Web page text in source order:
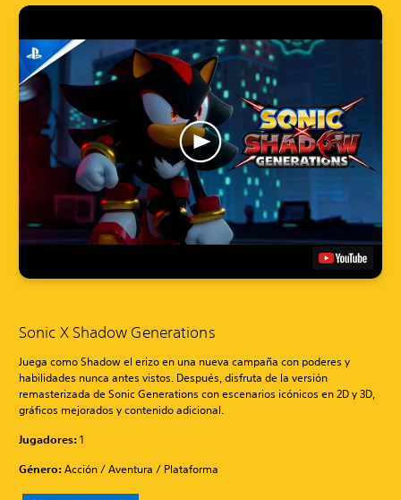
Sonic X Shadow Generations
Juega como Shadow el erizo en una nueva campaña con poderes y
habilidades nunca antes vistos. Después, disfruta de la versión
remasterizada de Sonic Generations con escenarios icónicos en 2D y 3D,
gráficos mejorados y contenido adicional.
Jugadores:1
Género:Acción / Aventura / Plataforma